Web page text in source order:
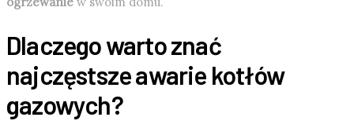
Dlaczego warto znać
najczęstsze awarie kotłów
gazowych?